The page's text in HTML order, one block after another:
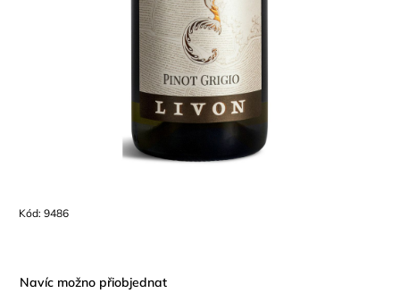
Kód: 9486
Navíc možno přiobjednat